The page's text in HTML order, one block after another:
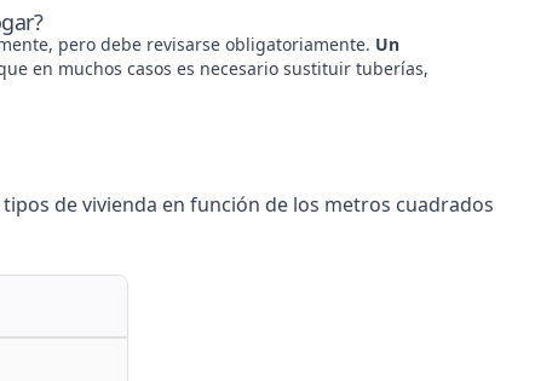
pero debe revisarse obligatoriamente. Un
en muchos casos es necesario sustituir tuberías,
de vivienda en función de los metros cuadrados